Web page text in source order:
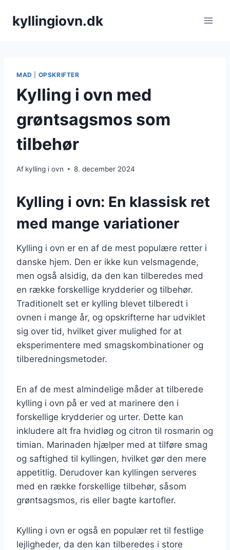
kyllingiovn.dk
MAD OPSKRIFTER
Kylling i ovn med
grøntsagsmos som
tilbehør
Af kylling i ovn 8. december 2024
Kylling i ovn: En klassisk ret
med mange variationer
Kylling i ovn er en af de mest populære retter i
danske hjem. Den er ikke kun velsmagende,
men også alsidig, da den kan tilberedes med
en række forskellige krydderier og tilbehør.
Traditionelt set er kylling blevet tilberedt i
ovnen i mange år, og opskrifterne har udviklet
sig over tid, hvilket giver mulighed for at
eksperimentere med smagskombinationer og
tilberedningsmetoder.
En af de mest almindelige måder at tilberede
kylling i ovn på er ved at marinere den i
forskellige krydderier og urter. Dette kan
inkludere alt fra hvidløg og citron til rosmarin og
timian. Marinaden hjælper med at tilføre smag
og saftighed til kyllingen, hvilket gør den mere
appetitlig. Derudover kan kyllingen serveres
med en række forskellige tilbehør, såsom
grøntsagsmos, ris eller bagte kartofler.
Kylling i ovn er også en populær ret til festlige
lejligheder, da den kan tilberedes i store